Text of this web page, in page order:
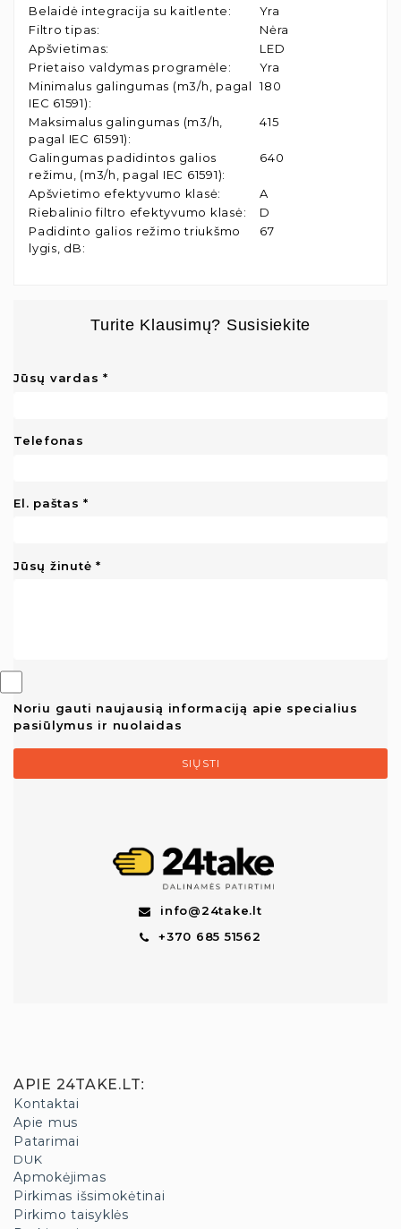
Belaidė integracija su kaitlente:
Yra
Filtro tipas:
Nėra
Apšvietimas:
LED
Prietaiso valdymas programėle:
Yra
Minimalus galingumas (m3/h, pagal
IEC 61591):
180
Maksimalus galingumas (m3/h,
pagal IEC 61591):
415
Galingumas padidintos galios
režimu, (m3/h, pagal IEC 61591):
640
Apšvietimo efektyvumo klasė:
A
Riebalinio filtro efektyvumo klasė:
D
Padidinto galios režimo triukšmo
lygis, dB:
67
Turite Klausimų? Susisiekite
Jūsų vardas
Telefonas
El. paštas
Jūsų žinutė
Noriu gauti naujausią informaciją apie specialius
pasiūlymus ir nuolaidas
SIŲSTI
info@24take.lt
+370 685 51562
APIE 24TAKE.LT:
Kontaktai
Apie mus
Patarimai
DUK
Apmokėjimas
Pirkimas išsimokėtinai
Pirkimo taisyklės